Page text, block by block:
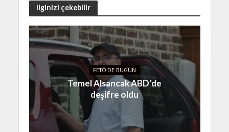
ilginizi çekebilir
FETÖ'DE BUGÜN
Temel Alsancak ABD’de
deşifre oldu